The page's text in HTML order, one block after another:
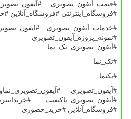
#قیمت_آیفون_تصویری
#فروشگاه_اینترنتی #فروشگاه_آنلاین
#خدمات_آیفون_تصویری
#نمونه_پروژه_آیفون_تصویری
#آیفون_تصویری_تک_نما
#تک_نما
#تکنما
#آیفون_تصویری
#آیفون_تصویری_باکیفیت
#فروشگاه_آنلاین #خرید_حضوری